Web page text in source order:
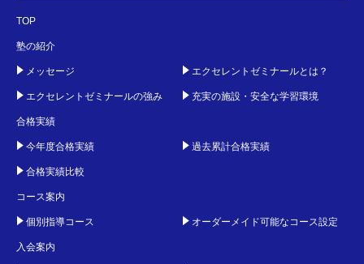
TOP
塾の紹介
メッセージ エクセレントゼミナールとは？
エクセレントゼミナールの強み 充実の施設・安全な学習環境
合格実績
今年度合格実績 過去累計合格実績
合格実績比較
コース案内
個別指導コース オーダーメイド可能なコース設定
入会案内